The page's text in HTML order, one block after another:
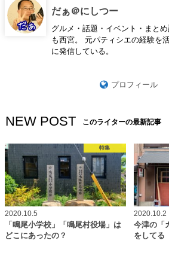
だぁ＠にしつー
グルメ・話題・イベント・まと
も西宮。 元パティシエの経験を
に発信している。
プロフィール
NEW POST このライターの最新記事
特集
2020.10.5
「鳴尾小学校」「鳴尾村役場」は
どこにあったの？
2020.10.2
今津の「
をしてる